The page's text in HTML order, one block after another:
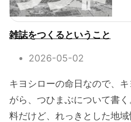
雑誌をつくるということ
2026-05-02
キヨシローの命日なので、
がら、つひまぶについて書
料だけど、れっきとした地